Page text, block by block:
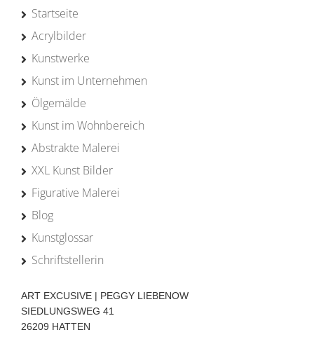
Startseite
Acrylbilder
Kunstwerke
Kunst im Unternehmen
Ölgemälde
Kunst im Wohnbereich
Abstrakte Malerei
XXL Kunst Bilder
Figurative Malerei
Blog
Kunstglossar
Schriftstellerin
ART EXCUSIVE | PEGGY LIEBENOW
SIEDLUNGSWEG 41
26209 HATTEN